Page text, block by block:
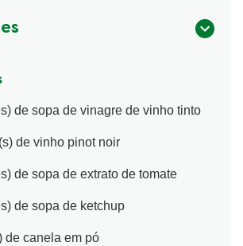
de sopa de vinagre de vinho tinto
de vinho pinot noir
de sopa de extrato de tomate
de sopa de ketchup
de canela em pó